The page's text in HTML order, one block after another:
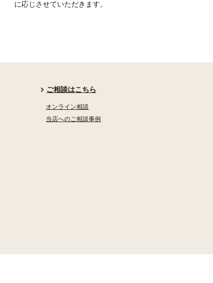
に応じさせていただきます。
ご相談はこちら
オンライン相談
当店へのご相談事例